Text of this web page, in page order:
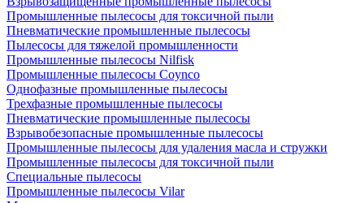
Промышленные пылесосы для токсичной пыли
Пневматические промышленные пылесосы
Пылесосы для тяжелой промышленности
Промышленные пылесосы Nilfisk
Промышленные пылесосы Coynco
Однофазные промышленные пылесосы
Трехфазные промышленные пылесосы
Пневматические промышленные пылесосы
Взрывобезопасные промышленные пылесосы
Промышленные пылесосы для удаления масла и стружки
Промышленные пылесосы для токсичной пыли
Специальные пылесосы
Промышленные пылесосы Vilar